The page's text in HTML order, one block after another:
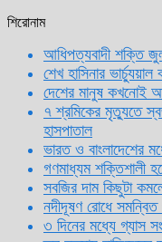
শিরোনাম
আধিপত্যবাদী শক্তি
শেখ হাসিনার
দেশের মানুষ কখনোই
৭ শ্রমিকের মৃত্যুতে
হাসপাতাল
ভারত ও বাংলাদেশের
গণমাধ্যম শক্তিশালী
সবজির দাম কিছুটা
নদীদূষণ রোধে
৩ দিনের মধ্যে গ্যাস